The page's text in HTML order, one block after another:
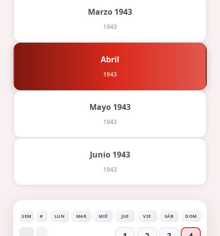
Marzo 1943
1943
Abril
1943
Mayo 1943
1943
Junio 1943
1943
SEM # LUN MAR MIÉ JUE VIE SÁB DOM